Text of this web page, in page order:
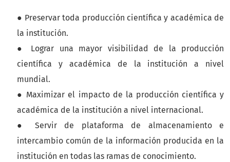
● Preservar toda producción científica y académica de
la institución.
● Lograr una mayor visibilidad de la producción
científica y académica de la institución a nivel
mundial.
● Maximizar el impacto de la producción científica y
académica de la institución a nivel internacional.
● Servir de plataforma de almacenamiento e
intercambio común de la información producida en la
institución en todas las ramas de conocimiento.